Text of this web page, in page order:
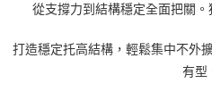
從支撐力到結構穩定全面把關。
打造穩定托高結構，輕鬆集中不外
有型